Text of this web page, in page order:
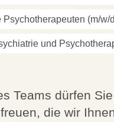
Psychotherapeuten (m/w/
und
Teams dürfen
die wir